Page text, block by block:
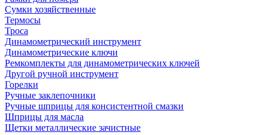
Сумки хозяйственные
Термосы
Троса
Динамометрический инструмент
Динамометрические ключи
Ремкомплекты для динамометрических ключей
Другой ручной инструмент
Горелки
Ручные заклепочники
Ручные шприцы для консистентной смазки
Шприцы для масла
Щетки металлические зачистные